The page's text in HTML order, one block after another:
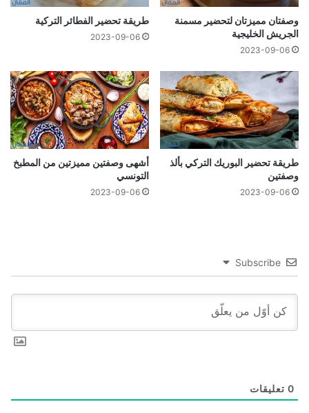
وصفتان مميزتان لتحضير مسمنة
الجريش الخليجية
2023-09-06
طريقة تحضير الفطائر التركية
2023-09-06
طريقة تحضير البوريك التركي بألذ
وصفتين
2023-09-06
أشهى وصفتين مميزتين من المطبخ
التونسي
2023-09-06
Subscribe
0 تعليقات